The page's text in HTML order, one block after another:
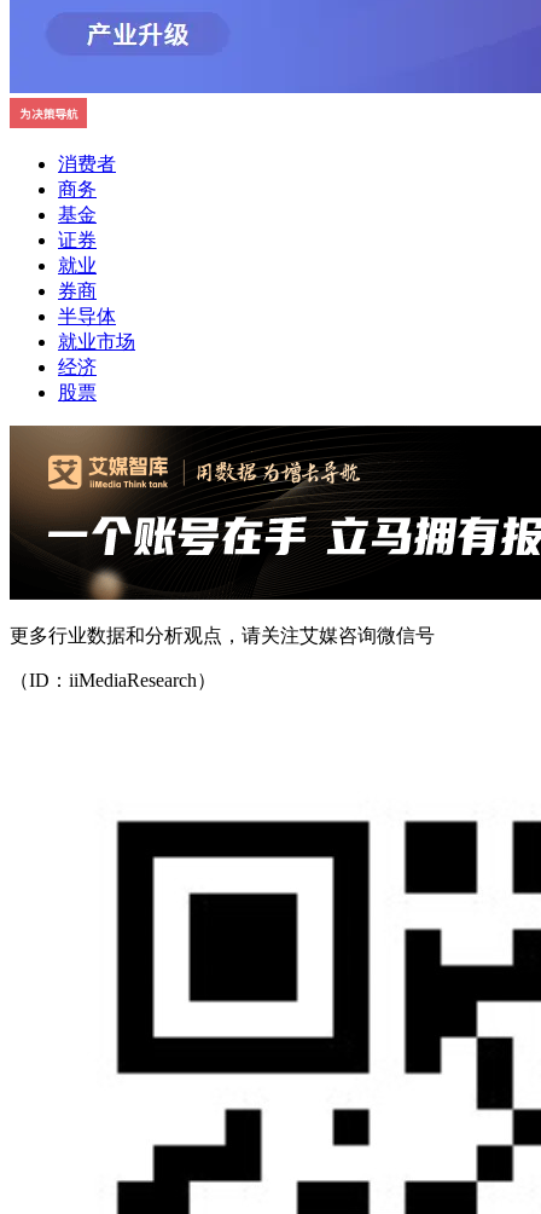
消费者
商务
基金
证券
就业
券商
半导体
就业市场
经济
股票
更多行业数据和分析观点，请关注艾媒咨询微信号
（ID：iiMediaResearch）